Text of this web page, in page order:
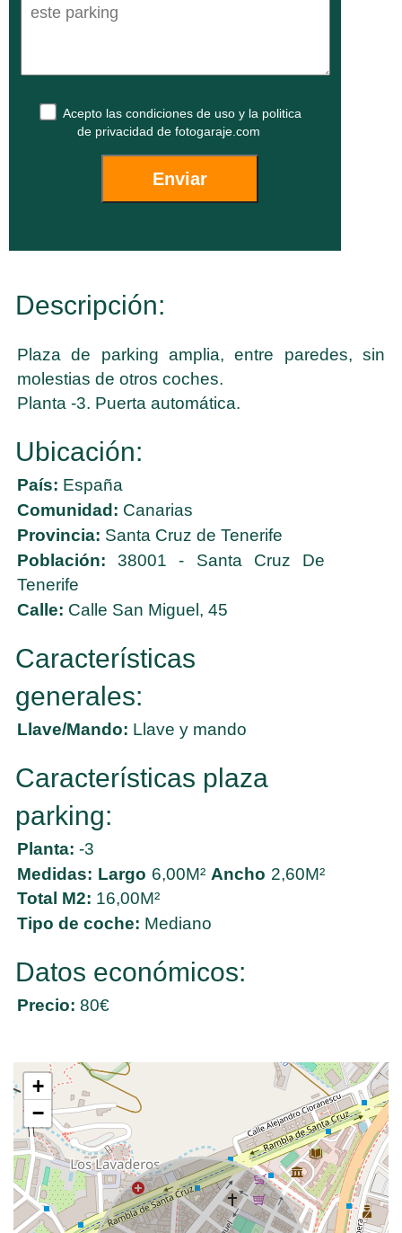
Acepto las condiciones de uso y la politica
de privacidad de fotogaraje.com
Descripción:
Plaza de parking amplia, entre paredes, sin
molestias de otros coches.
Planta -3. Puerta automática.
Ubicación:
País: España
Comunidad: Canarias
Provincia: Santa Cruz de Tenerife
Población: 38001 - Santa Cruz De
Tenerife
Calle: Calle San Miguel, 45
Características
generales:
Llave/Mando: Llave y mando
Características plaza
parking:
Planta: -3
Medidas: Largo 6,00M² Ancho 2,60M²
Total M2: 16,00M²
Tipo de coche: Mediano
Datos económicos:
Precio: 80€
+
−